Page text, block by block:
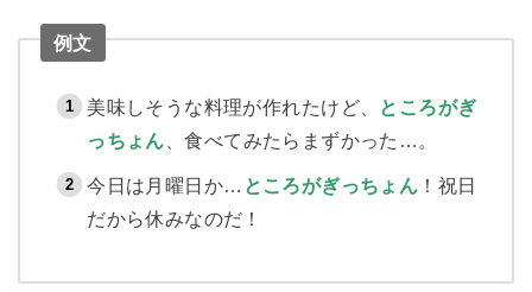
例文
美味しそうな料理が作れたけど、 ところがぎ
っちょん 、食べてみたらまずかった…。
今日は月曜日か… ところがぎっちょん ！祝日
だから休みなのだ！